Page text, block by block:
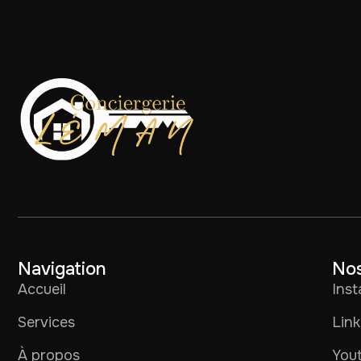
Navigation
Accueil
Services
À propos